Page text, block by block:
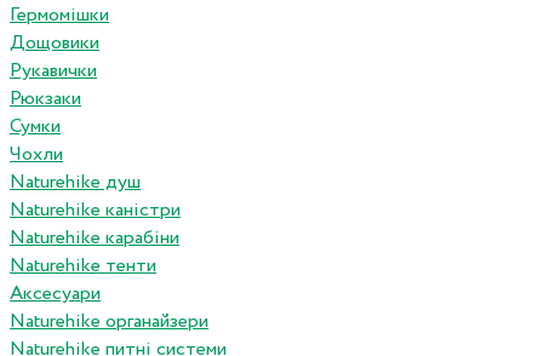
Гермомішки
Дощовики
Рукавички
Рюкзаки
Сумки
Чохли
Naturehike душ
Naturehike каністри
Naturehike карабіни
Naturehike тенти
Аксесуари
Naturehike органайзери
Naturehike питні системи